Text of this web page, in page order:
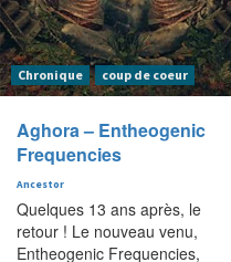
Chronique coup de coeur
Aghora – Entheogenic
Frequencies
Ancestor
Quelques 13 ans après, le
retour ! Le nouveau venu,
Entheogenic Frequencies,